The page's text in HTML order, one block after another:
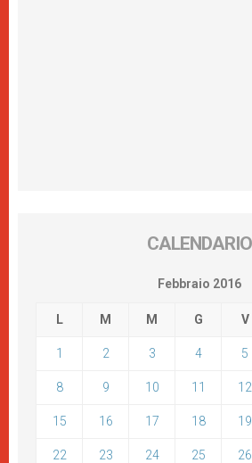
CALENDARIO
Febbraio 2016
L M M G V
1 2 3 4 5
8 9 10 11 12
15 16 17 18 19
22 23 24 25 26